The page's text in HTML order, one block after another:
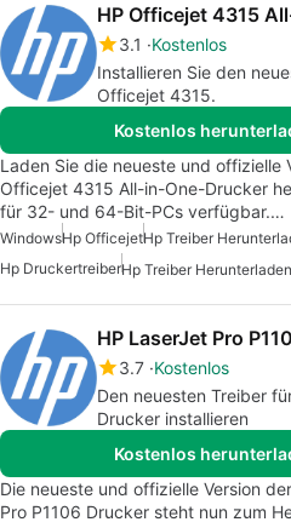
HP Officejet 4315
3.1
Kostenlos
Installieren Sie den
Officejet 4315.
Kostenlos
Laden Sie die neueste und offizielle
Officejet 4315 All-in-One-Drucker
für 32- und 64-Bit-PCs verfügbar.…
WindowsHp OfficejetHp Treiber
Hp DruckertreiberHp Treiber
HP LaserJet Pro
3.7 Kostenlos
Den neuesten Treiber
Drucker installieren
Kostenlos
Die neueste und offizielle Version
Pro P1106 Drucker steht nun zum